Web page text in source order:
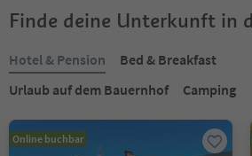
Finde deine Unterkunft in
Hotel & Pension
Bed & Breakfast
Urlaub auf dem Bauernhof
Camping
Online buchbar